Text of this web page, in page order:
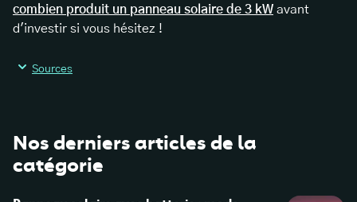
combien produit un panneau solaire de 3 kW avant
d'investir si vous hésitez !
Sources
Nos derniers articles de la
catégorie